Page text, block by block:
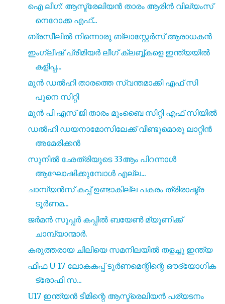
ഐ ലീഗ്: ആസ്ട്രേലിയൻ താരം ആരിൻ വില്യംസ്
നെറോക്ക എഫ്...
ബ്രസീലിൽ നിന്നൊരു ബ്ലാസ്റ്റേർസ് ആരാധകൻ
ഇംഗ്ലീഷ് പ്രീമിയർ ലീഗ് ക്ലബ്ബ്കളെ ഇന്ത്യയിൽ
കളിപ്പ...
മുൻ ഡൽഹി താരത്തെ സ്വന്തമാക്കി എഫ് സി
പൂനെ സിറ്റി
മുൻ പി എസ് ജി താരം മുംബൈ സിറ്റി എഫ് സിയിൽ
ഡൽഹി ഡയനാമോസിലേക്ക് വീണ്ടുമൊരു ലാറ്റിൻ
അമേരിക്കൻ
സുനിൽ ഛേത്രിയുടെ 33ആം പിറന്നാൾ
ആഘോഷിക്കുമ്പോൾ എല്ല...
ചാമ്പ്യൻസ് കപ്പ് ഉണ്ടാകില്ല പകരം ത്രിരാഷ്ട്ര
ടൂർണമ...
ജർമൻ സൂപ്പർ കപ്പിൽ ബയേൺ മ്യൂണിക്ക്
ചാമ്പ്യാന്മാർ.
കരുത്തരായ ചിലിയെ സമനിലയിൽ തളച്ചു ഇന്ത്യ
ഫിഫ U-17 ലോകകപ്പ് ടൂർണമെന്റിന്റെ ഔദ്യോഗിക
ട്രോഫി സ...
U17 ഇന്ത്യൻ ടീമിന്റെ ആസ്ട്രെലിയൻ പര്യടനം